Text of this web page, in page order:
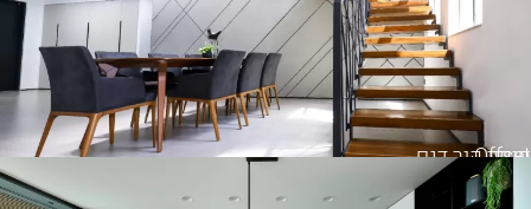
חיפוי קיר דגם
Offset